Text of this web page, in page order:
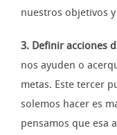
nuestros objetivos
3. Definir acciones
nos ayuden o
metas. Este tercer
solemos hacer es
pensamos que esa